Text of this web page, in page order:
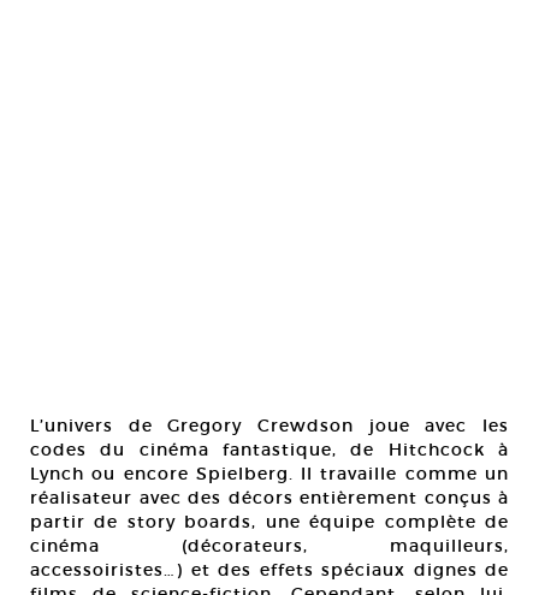
L’univers de Gregory Crewdson joue avec les
codes du cinéma fantastique, de Hitchcock à
Lynch ou encore Spielberg. Il travaille comme un
réalisateur avec des décors entièrement conçus à
partir de story boards, une équipe complète de
cinéma (décorateurs, maquilleurs,
accessoiristes…) et des effets spéciaux dignes de